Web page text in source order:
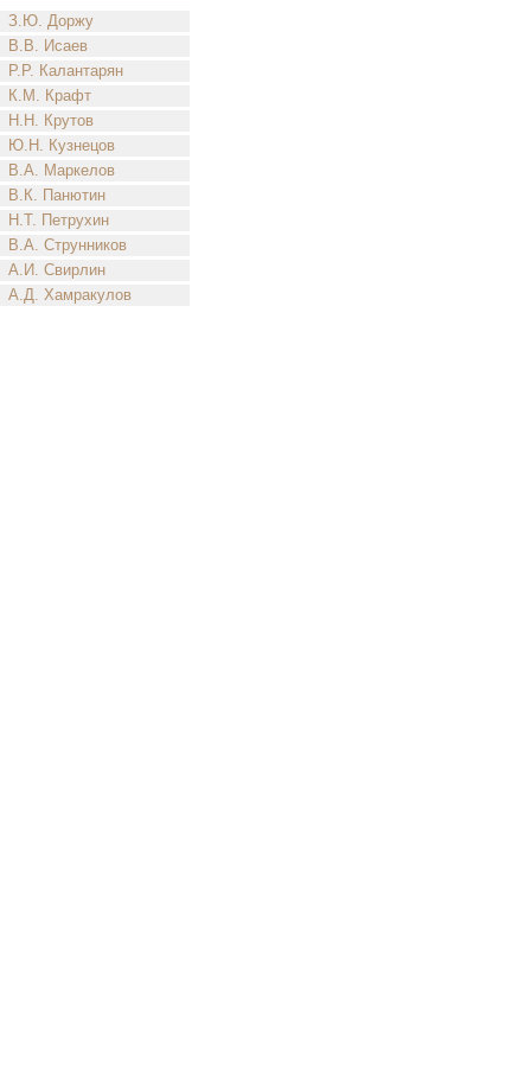
З.Ю. Доржу
В.В. Исаев
Р.Р. Калантарян
К.М. Крафт
Н.Н. Крутов
Ю.Н. Кузнецов
В.А. Маркелов
В.К. Панютин
Н.Т. Петрухин
В.А. Струнников
А.И. Свирлин
А.Д. Хамракулов